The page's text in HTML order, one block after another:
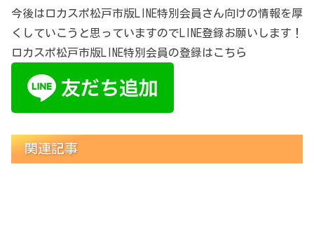
今後はロカスポ松戸市版LINE特別会員さん向けの情報を厚
くしていこうと思っていますのでLINE登録お願いします！
ロカスポ松戸市版LINE特別会員の登録はこちら
関連記事